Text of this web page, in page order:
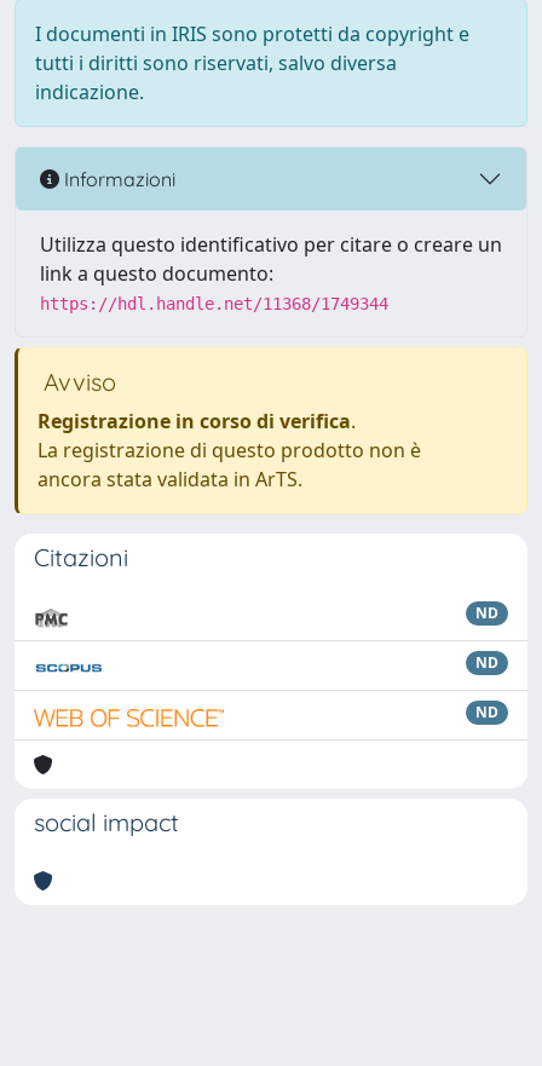
I documenti in IRIS sono protetti da copyright e
tutti i diritti sono riservati, salvo diversa
indicazione.
Informazioni
Utilizza questo identificativo per citare o creare un
link a questo documento:
https://hdl.handle.net/11368/1749344
Avviso
Registrazione in corso di verifica.
La registrazione di questo prodotto non è
ancora stata validata in ArTS.
Citazioni
ND
ND
ND
social impact